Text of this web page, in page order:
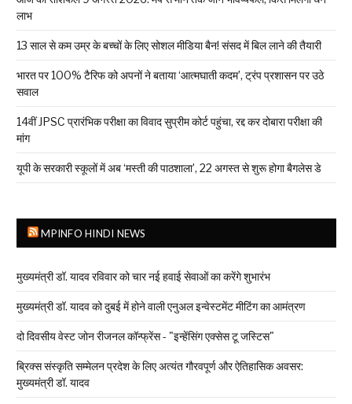
लाभ
13 साल से कम उम्र के बच्चों के लिए सोशल मीडिया बैन! संसद में बिल लाने की तैयारी
भारत पर 100% टैरिफ को अपनों ने बताया ‘आत्मघाती कदम’, ट्रंप प्रशासन पर उठे
सवाल
14वीं JPSC प्रारंभिक परीक्षा का विवाद सुप्रीम कोर्ट पहुंचा, रद्द कर दोबारा परीक्षा की
मांग
यूपी के सरकारी स्कूलों में अब ‘मस्ती की पाठशाला’, 22 अगस्त से शुरू होगा बैगलेस डे
MPINFO HINDI NEWS
मुख्यमंत्री डॉ. यादव रविवार को चार नई हवाई सेवाओं का करेंगे शुभारंभ
मुख्यमंत्री डॉ. यादव को दुबई में होने वाली एनुअल इन्वेस्टमेंट मीटिंग का आमंत्रण
दो दिवसीय वेस्ट जोन रीजनल कॉन्फ्रेंस - "इन्हेंसिंग एक्सेस टू जस्टिस"
ब्रिक्स संस्कृति सम्मेलन प्रदेश के लिए अत्यंत गौरवपूर्ण और ऐतिहासिक अवसर:
मुख्यमंत्री डॉ. यादव